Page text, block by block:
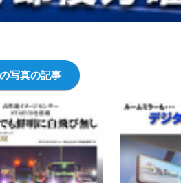
写真の記事